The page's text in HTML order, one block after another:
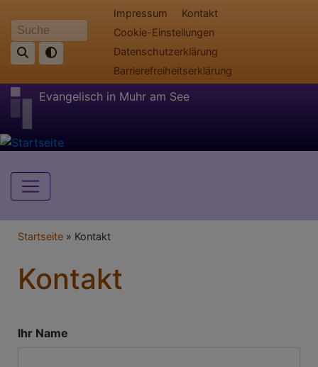
zum
Inhalt
Suche
Fußbereichsmenü
Impressum
Kontakt
Cookie-Einstellungen
Datenschutzerklärung
Barrierefreiheitserklärung
Evangelisch in Muhr am See
Hauptnavigation
Breadcrumb
Startseite Kontakt
Kontakt
Ihr Name